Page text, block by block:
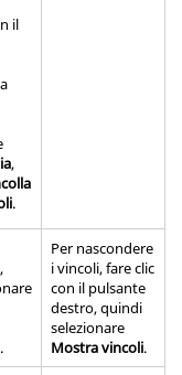
il
,
.
Per nascondere
i vincoli, fare clic
con il pulsante
destro, quindi
selezionare
Mostra vincoli.